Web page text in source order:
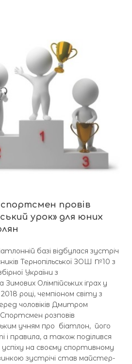
провів
урок» для юних
базі відбулася зустріч
Тернопільської ЗОШ №10 з
України з
Олімпійських іграх у
році, чемпіоном світу з
чоловіків Дмитром
розповів
учням про біатлон, його
і правила, а також поділився
на своєму спортивному
зустрічі став майстер-